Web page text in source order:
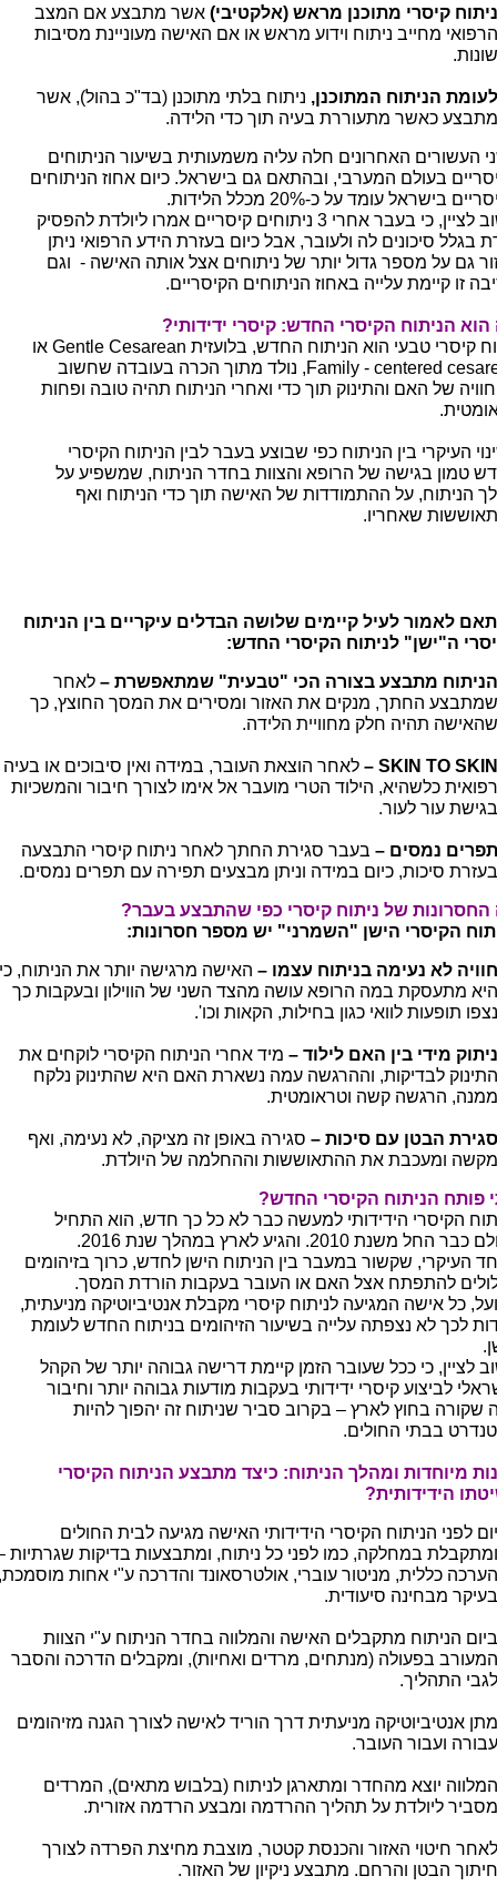
ניתוח קיסרי מתוכנן מראש (אלקטיבי) אשר מתבצע אם המצב
הרפואי מחייב ניתוח וידוע מראש או אם האישה מעוניינת מסיבות
שונות.
לעומת הניתוח המתוכנן, ניתוח בלתי מתוכנן (בד"כ בהול), אשר
מתבצע כאשר מתעוררת בעיה תוך כדי הלידה.
העשורים האחרונים חלה עליה משמעותית בשיעור הניתוחים
בעולם המערבי, ובהתאם גם בישראל. כיום אחוז הניתוחים
בישראל עומד על כ-20% מכלל הלידות.
חשוב לציין, כי בעבר אחרי 3 ניתוחים קיסריים אמרו ליולדת להפסיק
בגלל סיכונים לה ולעובר, אבל כיום בעזרת הידע הרפואי ניתן
גם על מספר גדול יותר של ניתוחים אצל אותה האישה - וגם
זו קיימת עלייה באחוז הניתוחים הקיסריים.
הניתוח הקיסרי החדש: קיסרי ידידותי?
ניתוח קיסרי טבעי הוא הניתוח החדש, בלועזית Gentle Cesarean או
Family - centered cesarean, נולד מתוך הכרה בעובדה שחשוב
של האם והתינוק תוך כדי ואחרי הניתוח תהיה טובה ופחות
העיקרי בין הניתוח כפי שבוצע בעבר לבין הניתוח הקיסרי
טמון בגישה של הרופא והצוות בחדר הניתוח, שמשפיע על
הניתוח, על ההתמודדות של האישה תוך כדי הניתוח ואף
שאחריו.
לאמור לעיל קיימים שלושה הבדלים עיקריים בין הניתוח
ה"ישן" לניתוח הקיסרי החדש:
הניתוח מתבצע בצורה הכי "טבעית" שמתאפשרת – לאחר
שמתבצע החתך, מנקים את האזור ומסירים את המסך החוצץ, כך
שהאישה תהיה חלק מחוויית הלידה.
SKIN TO SKIN –
לאחר הוצאת העובר, במידה ואין סיבוכים או בעיה
רפואית כלשהיא, הילוד הטרי מועבר אל אימו לצורך חיבור והמשכיות
בגישת עור לעור.
תפרים נמסים – בעבר סגירת החתך לאחר ניתוח קיסרי התבצעה
בעזרת סיכות, כיום במידה וניתן מבצעים תפירה עם תפרים נמסים.
של ניתוח קיסרי כפי שהתבצע בעבר?
הקיסרי הישן "השמרני" יש מספר חסרונות:
חוויה לא נעימה בניתוח עצמו – האישה מרגישה יותר את הניתוח, כי
היא מתעסקת במה הרופא עושה מהצד השני של הווילון ובעקבות כך
נצפו תופעות לוואי כגון בחילות, הקאות וכו'.
ניתוק מידי בין האם לילוד – מיד אחרי הניתוח הקיסרי לוקחים את
התינוק לבדיקות, וההרגשה עמה נשארת האם היא שהתינוק נלקח
ממנה, הרגשה קשה וטראומטית.
סגירת הבטן עם סיכות – סגירה באופן זה מציקה, לא נעימה, ואף
מקשה ומעכבת את ההתאוששות וההחלמה של היולדת.
פותח הניתוח הקיסרי החדש?
הקיסרי הידידותי למעשה כבר לא כל כך חדש, הוא התחיל
החל משנת 2010. והגיע לארץ במהלך שנת 2016.
העיקרי, שקשור במעבר בין הניתוח הישן לחדש, כרוך בזיהומים
להתפתח אצל האם או העובר בעקבות הורדת המסך.
כל אישה המגיעה לניתוח קיסרי מקבלת אנטיביוטיקה מניעתית,
לכך לא נצפתה עלייה בשיעור הזיהומים בניתוח החדש לעומת
לציין, כי ככל שעובר הזמן קיימת דרישה גבוהה יותר של הקהל
לביצוע קיסרי ידידותי בעקבות מודעות גבוהה יותר וחיבור
שקורה בחוץ לארץ – בקרוב סביר שניתוח זה יהפוך להיות
בבתי החולים.
מיוחדות ומהלך הניתוח: כיצד מתבצע הניתוח הקיסרי
הידידותית?
יום לפני הניתוח הקיסרי הידידותי האישה מגיעה לבית החולים
ומתקבלת במחלקה, כמו לפני כל ניתוח, ומתבצעות בדיקות שגרתיות
הערכה כללית, מניטור עוברי, אולטרסאונד והדרכה ע"י אחות
בעיקר מבחינה סיעודית.
ביום הניתוח מתקבלים האישה והמלווה בחדר הניתוח ע"י הצוות
המעורב בפעולה (מנתחים, מרדים ואחיות), ומקבלים הדרכה והסבר
לגבי התהליך.
מתן אנטיביוטיקה מניעתית דרך הוריד לאישה לצורך הגנה מזיהומים
עבורה ועבור העובר.
המלווה יוצא מהחדר ומתארגן לניתוח (בלבוש מתאים), המרדים
מסביר ליולדת על תהליך ההרדמה ומבצע הרדמה אזורית.
לאחר חיטוי האזור והכנסת קטטר, מוצבת מחיצת הפרדה לצורך
חיתוך הבטן והרחם. מתבצע ניקיון של האזור.